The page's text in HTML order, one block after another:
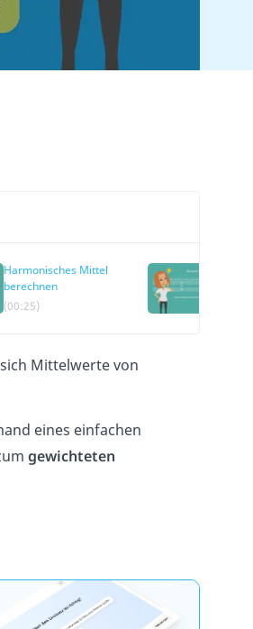
Harmonisches Mittel
berechnen
(00:25)
Mittelwerte von
eines einfachen
gewichteten